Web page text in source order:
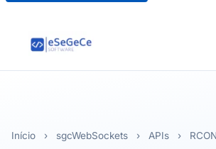
Início › sgcWebSockets › APIs › RCON